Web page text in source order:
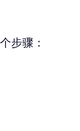
步骤：